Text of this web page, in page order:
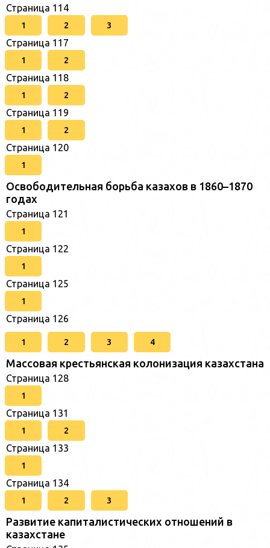
Страница 114
1 2 3
Страница 117
1 2
Страница 118
1 2
Страница 119
1 2
Страница 120
1
Освободительная борьба казахов в 1860–1870
годах
Страница 121
1
Страница 122
1
Страница 125
1
Страница 126
1 2 3 4
Массовая крестьянская колонизация казахстана
Страница 128
1
Страница 131
1 2
Страница 133
1
Страница 134
1 2 3
Развитие капиталистических отношений в
казахстане